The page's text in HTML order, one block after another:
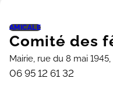
Comité des
Mairie, rue du 8 mai
06 95 12 61 32
AMICALE